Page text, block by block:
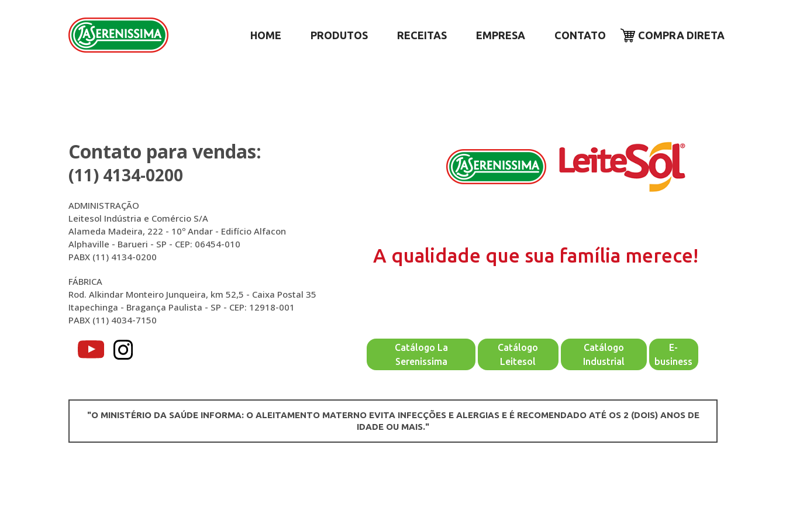
HOME PRODUTOS RECEITAS EMPRESA CONTATO COMPRA DIRETA
Contato para vendas:
(11) 4134-0200
ADMINISTRAÇÃO
Leitesol Indústria e Comércio S/A
Alameda Madeira, 222 - 10º Andar - Edifício Alfacon
Alphaville - Barueri - SP - CEP: 06454-010
PABX (11) 4134-0200
FÁBRICA
Rod. Alkindar Monteiro Junqueira, km 52,5 - Caixa Postal 35
Itapechinga - Bragança Paulista - SP - CEP: 12918-001
PABX (11) 4034-7150
A qualidade que sua família merece!
Catálogo La
Serenissima
Catálogo
Leitesol
Catálogo
Industrial
E-
business
"O MINISTÉRIO DA SAÚDE INFORMA: O ALEITAMENTO MATERNO EVITA INFECÇÕES E ALERGIAS E É RECOMENDADO ATÉ OS 2 (DOIS) ANOS DE
IDADE OU MAIS."